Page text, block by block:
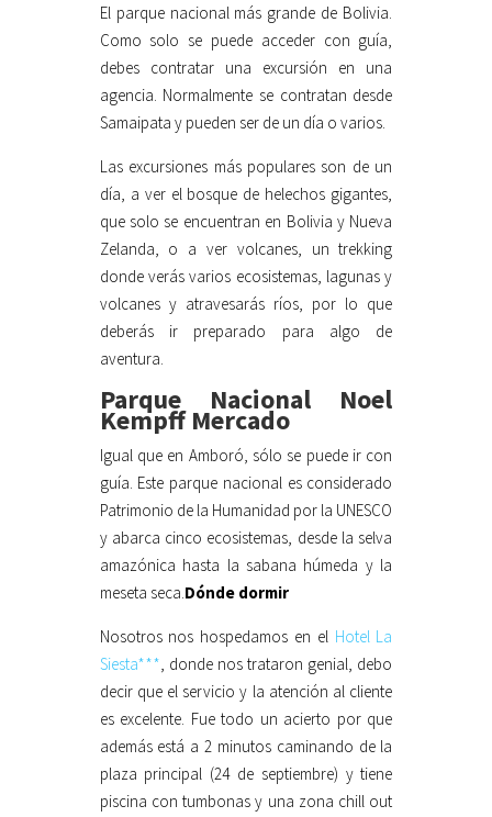
El parque nacional más grande de Bolivia.
Como solo se puede acceder con guía,
debes contratar una excursión en una
agencia. Normalmente se contratan desde
Samaipata y pueden ser de un día o varios.
Las excursiones más populares son de un
día, a ver el bosque de helechos gigantes,
que solo se encuentran en Bolivia y Nueva
Zelanda, o a ver volcanes, un trekking
donde verás varios ecosistemas, lagunas y
volcanes y atravesarás ríos, por lo que
deberás ir preparado para algo de
aventura.
Parque Nacional Noel
Kempff Mercado
Igual que en Amboró, sólo se puede ir con
guía. Este parque nacional es considerado
Patrimonio de la Humanidad por la UNESCO
y abarca cinco ecosistemas, desde la selva
amazónica hasta la sabana húmeda y la
meseta seca.Dónde dormir
Nosotros nos hospedamos en el Hotel La
Siesta***, donde nos trataron genial, debo
decir que el servicio y la atención al cliente
es excelente. Fue todo un acierto por que
además está a 2 minutos caminando de la
plaza principal (24 de septiembre) y tiene
piscina con tumbonas y una zona chill out